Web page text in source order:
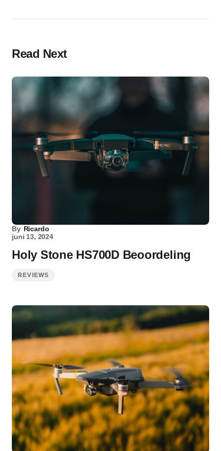
Read Next
By Ricardo
juni 13, 2024
Holy Stone HS700D Beoordeling
REVIEWS